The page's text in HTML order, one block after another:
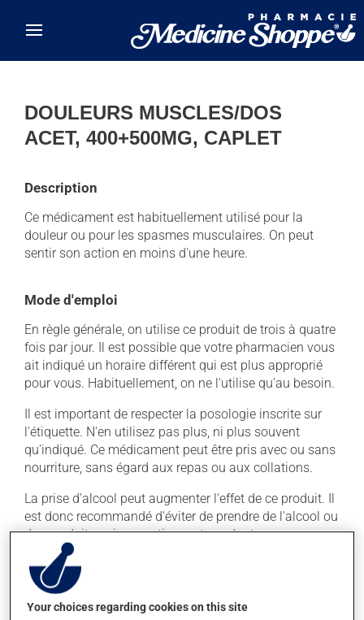
DOULEURS MUSCLES/DOS
ACET, 400+500MG, CAPLET
Description
Ce médicament est habituellement utilisé pour la
douleur ou pour les spasmes musculaires. On peut
sentir son action en moins d'une heure.
Mode d'emploi
En règle générale, on utilise ce produit de trois à quatre
fois par jour. Il est possible que votre pharmacien vous
ait indiqué un horaire différent qui est plus approprié
pour vous. Habituellement, on ne l'utilise qu'au besoin.
Il est important de respecter la posologie inscrite sur
l'étiquette. N'en utilisez pas plus, ni plus souvent
qu'indiqué. Ce médicament peut être pris avec ou sans
nourriture, sans égard aux repas ou aux collations.
La prise d'alcool peut augmenter l'effet de ce produit. Il
est donc recommandé d'éviter de prendre de l'alcool ou
des produits qui en contiennent pendant que vous
utilisez ce médicament.
Effets indésirables
Your choices regarding cookies on this site